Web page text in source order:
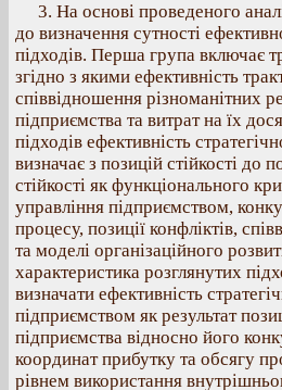
3. На основі проведеного
до визначення сутності
підходів. Перша група включає
згідно з якими ефективність
співвідношення різноманітних
підприємства та витрат на їх
підходів ефективність
визначає з позицій стійкості до
стійкості як функціонального
управління підприємством,
процесу, позиції конфліктів,
та моделі організаційного
характеристика розглянутих
визначати ефективність
підприємством як результат
підприємства відносно його
координат прибутку та обсягу
рівнем використання